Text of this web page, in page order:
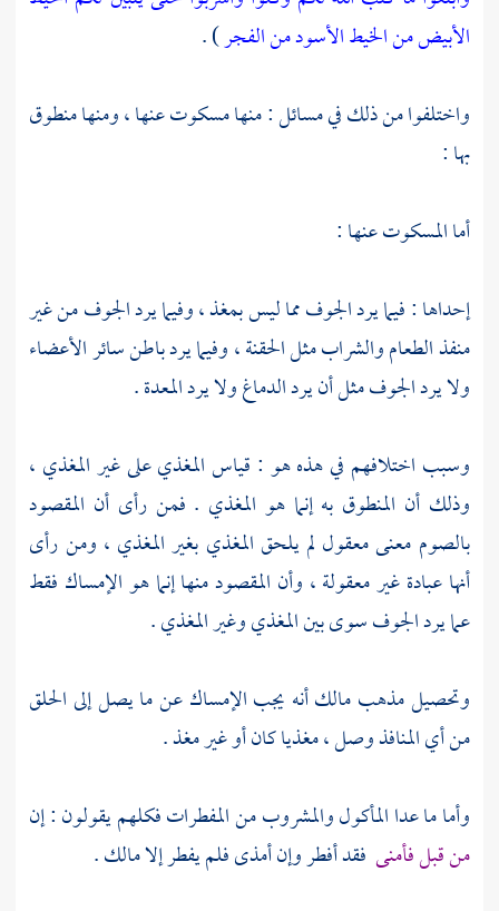
الأبيض من الخيط الأسود من الفجر) .
واختلفوا من ذلك في مسائل : منها مسكوت عنها ، ومنها منطوق
بها :
أما المسكوت عنها :
إحداها : فيما يرد الجوف مما ليس بمغذ ، وفيما يرد الجوف من غير
منفذ الطعام والشراب مثل الحقنة ، وفيما يرد باطن سائر الأعضاء
ولا يرد الجوف مثل أن يرد الدماغ ولا يرد المعدة .
وسبب اختلافهم في هذه هو : قياس المغذي على غير المغذي ،
وذلك أن المنطوق به إنما هو المغذي . فمن رأى أن المقصود
بالصوم معنى معقول لم يلحق المغذي بغير المغذي ، ومن رأى
أنها عبادة غير معقولة ، وأن المقصود منها إنما هو الإمساك فقط
عما يرد الجوف سوى بين المغذي وغير المغذي .
وتحصيل مذهبمالكأنه يجب الإمساك عن ما يصل إلى الحلق
من أي المنافذ وصل ، مغذيا كان أو غير مغذ .
وأما ما عدا المأكول والمشروب من المفطرات فكلهم يقولون : إن
من قبل فأمنى فقد أفطر وإن أمذى فلم يفطر إلامالك.